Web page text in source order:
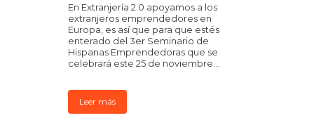
En Extranjería 2.0 apoyamos a los
extranjeros emprendedores en
Europa, es así que para que estés
enterado del 3er Seminario de
Hispanas Emprendedoras que se
celebrará este 25 de noviembre...
Leer más